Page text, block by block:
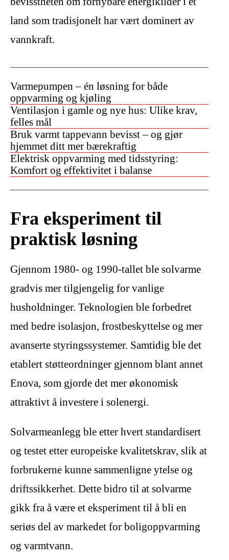
land som tradisjonelt har vært dominert av
vannkraft.
Varmepumpen – én løsning for både
oppvarming og kjøling
Ventilasjon i gamle og nye hus: Ulike krav,
felles mål
Bruk varmt tappevann bevisst – og gjør
hjemmet ditt mer bærekraftig
Elektrisk oppvarming med tidsstyring:
Komfort og effektivitet i balanse
Fra eksperiment til
praktisk løsning
Gjennom 1980- og 1990-tallet ble solvarme
gradvis mer tilgjengelig for vanlige
husholdninger. Teknologien ble forbedret
med bedre isolasjon, frostbeskyttelse og mer
avanserte styringssystemer. Samtidig ble det
etablert støtteordninger gjennom blant annet
Enova, som gjorde det mer økonomisk
attraktivt å investere i solenergi.
Solvarmeanlegg ble etter hvert standardisert
og testet etter europeiske kvalitetskrav, slik at
forbrukerne kunne sammenligne ytelse og
driftssikkerhet. Dette bidro til at solvarme
gikk fra å være et eksperiment til å bli en
seriøs del av markedet for boligoppvarming
og varmtvann.